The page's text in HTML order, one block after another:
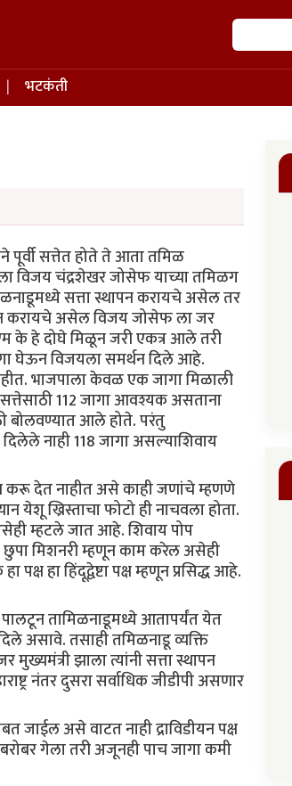
शोध
भटकंती
सत्तेत होते ते आता तमिळ
विजय चंद्रशेखर जोसेफ याच्या तमिळग
सत्ता स्थापन करायचे असेल तर
करायचे असेल विजय जोसेफ ला जर
के हे दोघे मिळून जरी एकत्र आले तरी
घेऊन विजयला समर्थन दिले आहे.
भाजपाला केवळ एक जागा मिळाली
112 जागा आवश्यक असताना
बोलवण्यात आले होते. परंतु
नाही 118 जागा असल्याशिवाय
करू देत नाहीत असे काही जणांचे म्हणणे
येशू ख्रिस्ताचा फोटो ही नाचवला होता.
म्हटले जात आहे. शिवाय पोप
छुपा मिशनरी म्हणून काम करेल असेही
हा हिंदूद्वेष्टा पक्ष म्हणून प्रसिद्ध आहे.
तामिळनाडूमध्ये आतापर्यंत येत
असावे. तसाही तमिळनाडू व्यक्ति
झाला त्यांनी सत्ता स्थापन
नंतर दुसरा सर्वाधिक जीडीपी असणार
असे वाटत नाही द्राविडीयन पक्ष
गेला तरी अजूनही पाच जागा कमी